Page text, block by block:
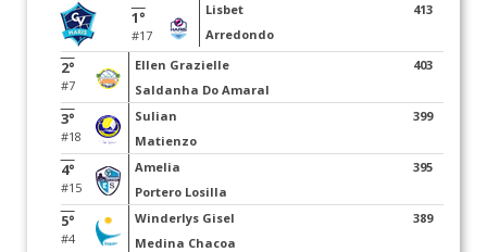
1°
#17
Lisbet
Arredondo
413
2°
#7
Ellen Grazielle
Saldanha Do Amaral
403
3°
#18
Sulian
Matienzo
399
4°
#15
Amelia
Portero Losilla
395
5°
#4
Winderlys Gisel
Medina Chacoa
389